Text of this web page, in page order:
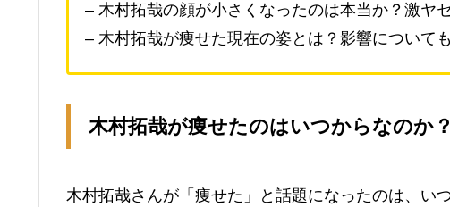
– 木村拓哉の顔が小さくなったのは本当か？激ヤ
– 木村拓哉が痩せた現在の姿とは？影響について
木村拓哉が痩せたのはいつからなのか
木村拓哉さんが「痩せた」と話題になったのは、い